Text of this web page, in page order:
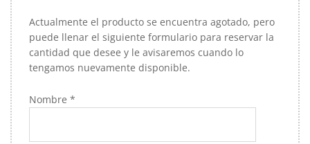
Actualmente el producto se encuentra agotado, pero
puede llenar el siguiente formulario para reservar la
cantidad que desee y le avisaremos cuando lo
tengamos nuevamente disponible.
Nombre *